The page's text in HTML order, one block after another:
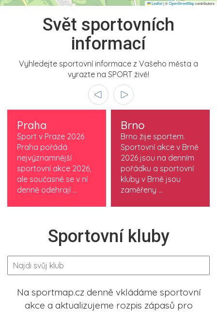
Leaflet|©OpenStreetMapcontributors
Svět sportovních
informací
Vyhledejte sportovní informace z Vašeho města a
vyrazte na SPORT živě!
Praha
Sport v Praze 2026
Praha pořádá
nejvýznamnější
sportovní akce 2026,
ale současně se v ní
denně odehrají ...
Brno
Brno žije sportem.
Sportovní akce v Brně
2026 jsou na denním
pořádku a sportovní
kluby v Brně jsou
zaměřeny ...
Sportovní kluby
Na sportmap.cz denně vkládáme sportovní
akce a aktualizujeme rozpis zápasů pro